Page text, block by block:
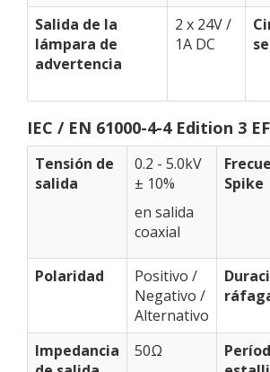
Salida de la
lámpara de
advertencia
2 x 24V /
1A DC
IEC / EN 61000-4-4 Edition 3
Tensión de
salida
0.2 - 5.0kV
± 10%
en salida
coaxial
Spike
Polaridad
Positivo /
Negativo /
Alternativo
Impedancia
50Ω